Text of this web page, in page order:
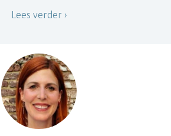
Lees verder